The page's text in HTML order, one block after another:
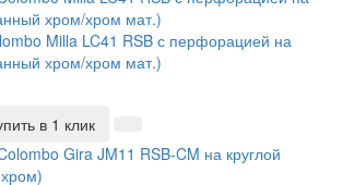
Milla LC41 RSB с перфорацией на
хром/хром мат.)
в 1 клик